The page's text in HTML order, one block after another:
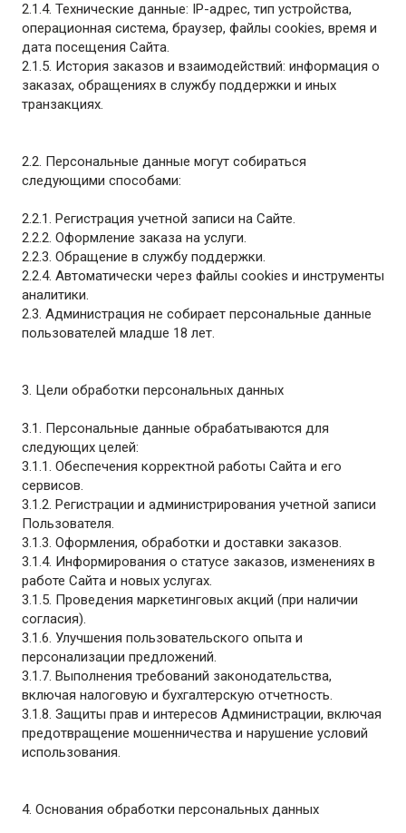
2.1.4. Технические данные: IP-адрес, тип устройства,
операционная система, браузер, файлы cookies, время и
дата посещения Сайта.
2.1.5. История заказов и взаимодействий: информация о
заказах, обращениях в службу поддержки и иных
транзакциях.
2.2. Персональные данные могут собираться
следующими способами:
2.2.1. Регистрация учетной записи на Сайте.
2.2.2. Оформление заказа на услуги.
2.2.3. Обращение в службу поддержки.
2.2.4. Автоматически через файлы cookies и инструменты
аналитики.
2.3. Администрация не собирает персональные данные
пользователей младше 18 лет.
3. Цели обработки персональных данных
3.1. Персональные данные обрабатываются для
следующих целей:
3.1.1. Обеспечения корректной работы Сайта и его
сервисов.
3.1.2. Регистрации и администрирования учетной записи
Пользователя.
3.1.3. Оформления, обработки и доставки заказов.
3.1.4. Информирования о статусе заказов, изменениях в
работе Сайта и новых услугах.
3.1.5. Проведения маркетинговых акций (при наличии
согласия).
3.1.6. Улучшения пользовательского опыта и
персонализации предложений.
3.1.7. Выполнения требований законодательства,
включая налоговую и бухгалтерскую отчетность.
3.1.8. Защиты прав и интересов Администрации, включая
предотвращение мошенничества и нарушение условий
использования.
4. Основания обработки персональных данных